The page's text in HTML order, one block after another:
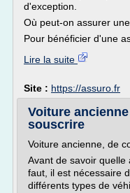
d'exception.
Où peut-on assurer
Pour bénéficier d'une
Lire la suite
Site : https://assuro.fr
Voiture
souscrire
Voiture ancienne, de
Avant de savoir quelle
faut, il est nécessaire
différents types de